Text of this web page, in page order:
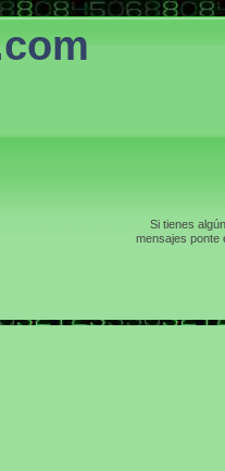
Si tienes
mensajes ponte